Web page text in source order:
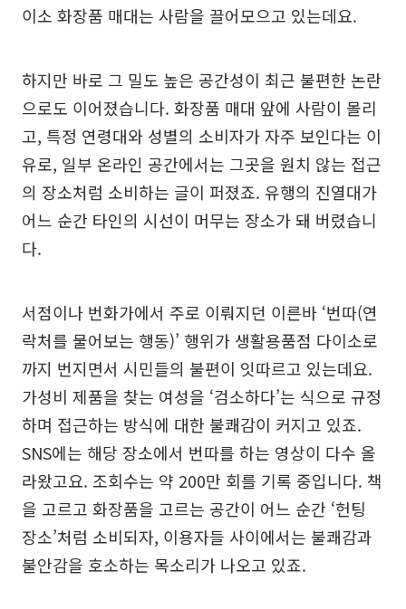
이소 화장품 매대는 사람을 끌어모으고 있는데요.
하지만 바로 그 밀도 높은 공간성이 최근 불편한 논란
으로도 이어졌습니다. 화장품 매대 앞에 사람이 몰리
고, 특정 연령대와 성별의 소비자가 자주 보인다는 이
유로, 일부 온라인 공간에서는 그곳을 원치 않는 접근
의 장소처럼 소비하는 글이 퍼졌죠. 유행의 진열대가
어느 순간 타인의 시선이 머무는 장소가 돼 버렸습니
다.
서점이나 번화가에서 주로 이뤄지던 이른바 ‘번따(연
락처를 물어보는 행동)’ 행위가 생활용품점 다이소로
까지 번지면서 시민들의 불편이 잇따르고 있는데요.
가성비 제품을 찾는 여성을 ‘검소하다’는 식으로 규정
하며 접근하는 방식에 대한 불쾌감이 커지고 있죠.
SNS에는 해당 장소에서 번따를 하는 영상이 다수 올
라왔고요. 조회수는 약 200만 회를 기록 중입니다. 책
을 고르고 화장품을 고르는 공간이 어느 순간 ‘헌팅
장소’처럼 소비되자, 이용자들 사이에서는 불쾌감과
불안감을 호소하는 목소리가 나오고 있죠.